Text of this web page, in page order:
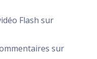
Flash sur
sur